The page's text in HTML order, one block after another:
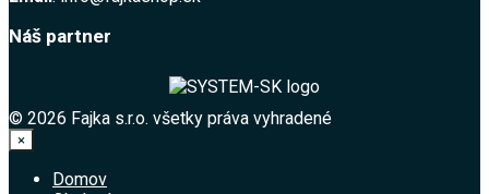
Náš partner
© 2026 Fajka s.r.o. všetky práva vyhradené
×
Domov